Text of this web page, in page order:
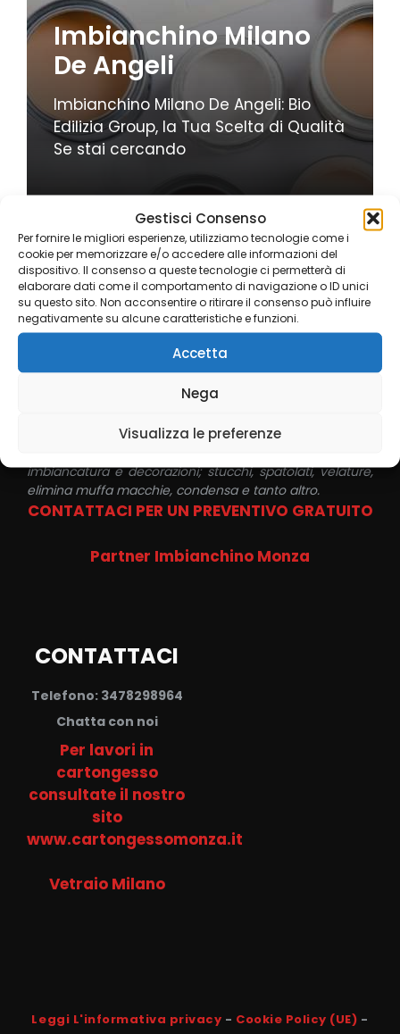
Gestisci Consenso
Per fornire le migliori esperienze, utilizziamo tecnologie come i
cookie per memorizzare e/o accedere alle informazioni del
dispositivo. Il consenso a queste tecnologie ci permetterà di
elaborare dati come il comportamento di navigazione o ID unici
su questo sito. Non acconsentire o ritirare il consenso può influire
negativamente su alcune caratteristiche e funzioni.
Accetta
Nega
Visualizza le preferenze
Imbianchino Milano
De Angeli
Imbianchino Milano De Angeli: Bio
Edilizia Group, la Tua Scelta di Qualità
Se stai cercando
Milano
imbiancatura e decorazioni; stucchi, spatolati, velature,
elimina muffa macchie, condensa e tanto altro.
CONTATTACI PER UN PREVENTIVO GRATUITO
Partner Imbianchino Monza
CONTATTACI
Telefono: 3478298964
Chatta con noi
Per lavori in
cartongesso
consultate il nostro
sito
www.cartongessomonza.it
Vetraio Milano
Leggi L'informativa privacy - Cookie Policy (UE) -